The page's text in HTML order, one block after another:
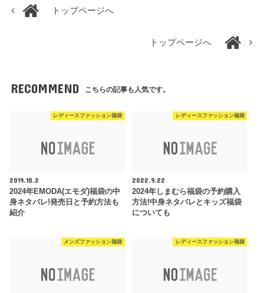
トップページへ
トップページへ
RECOMMEND こちらの記事も人気です。
レディースファッション福袋
2019.10.2
2024年EMODA(エモダ)福袋の中
身ネタバレ!発売日と予約方法も
紹介
レディースファッション福袋
2022.9.22
2024年しまむら福袋の予約購入
方法!中身ネタバレとキッズ福袋
についても
メンズファッション福袋 レディースファッション福袋